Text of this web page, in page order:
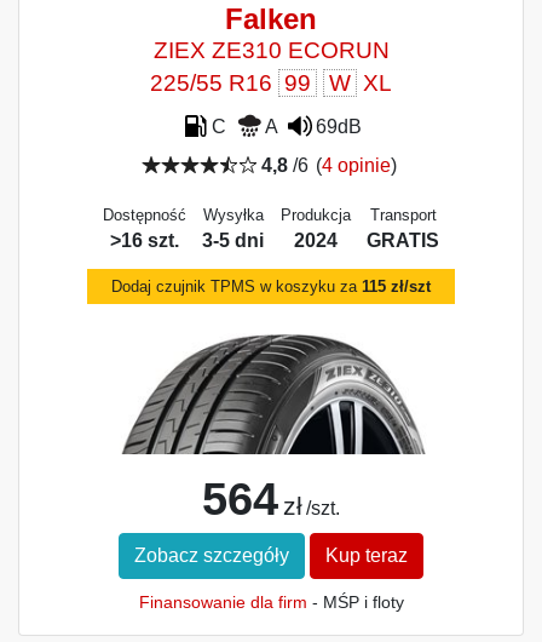
Falken
ZIEX ZE310 ECORUN
225/55 R16 99 W XL
C A
69dB
4,8/6 (4 opinie)
Dostępność
>16 szt.
Wysyłka
3-5 dni
Produkcja
2024
Transport
GRATIS
Dodaj czujnik TPMS w koszyku za 115 zł/szt
564 zł /szt.
Zobacz szczegóły Kup teraz
Finansowanie dla firm - MŚP i floty